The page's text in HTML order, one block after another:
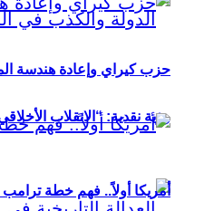
رؤية نقدية: “الانقلاب
حزب كيراي وإعادة هندسة
أمريكا أولاً.. فهم خطة ترامب